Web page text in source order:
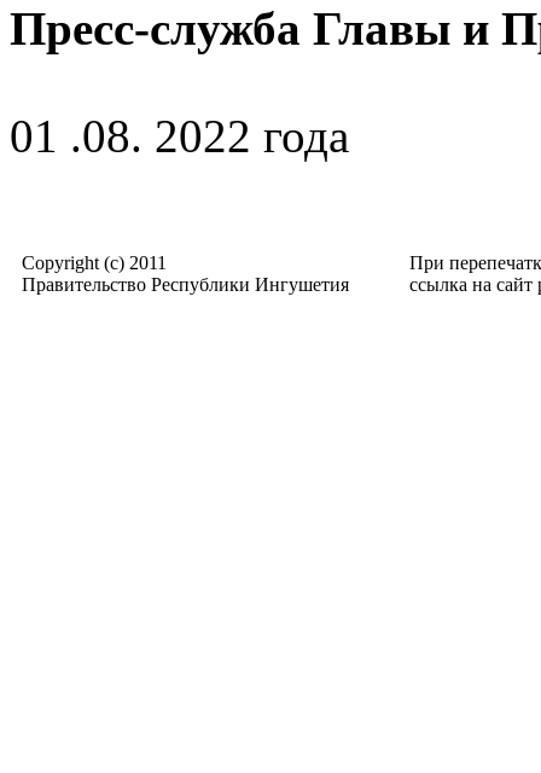
Пресс-служба Главы и
01 .08. 2022 года
Copyright (c) 2011
Правительство Республики Ингушетия
При
ссылка на сайт